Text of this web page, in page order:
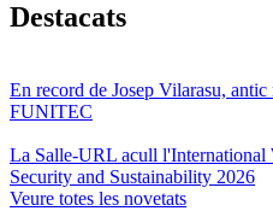
Destacats
En record de Josep Vilarasu,
FUNITEC
La Salle-URL acull l'International
Security and Sustainability 2026
Veure totes les novetats